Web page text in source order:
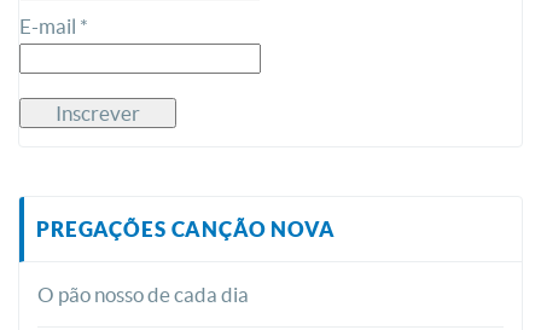
E-mail *
PREGAÇÕES CANÇÃO NOVA
O pão nosso de cada dia